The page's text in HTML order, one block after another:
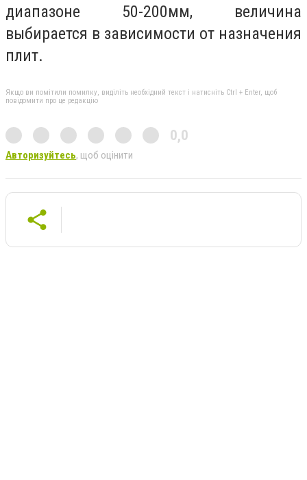
диапазоне 50-200мм, величина
выбирается в зависимости от назначения
плит.
Якщо ви помітили помилку, виділіть необхідний текст і натисніть Ctrl + Enter, щоб
повідомити про це редакцію
0,0
Авторизуйтесь, щоб оцінити